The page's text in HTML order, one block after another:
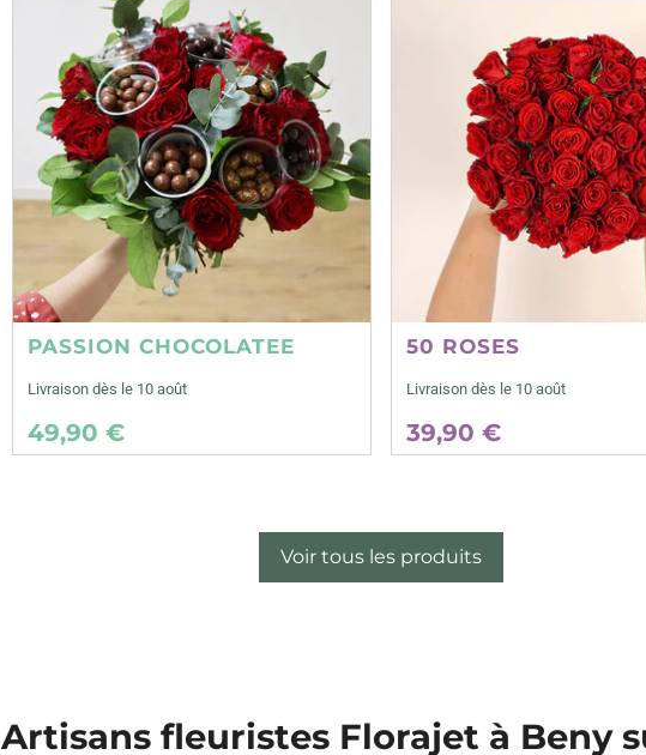
PASSION CHOCOLATEE
Livraison dès le 10 août
49,90 €
50 ROSES
Livraison dès le 10 août
39,90 €
Voir tous les produits
Artisans fleuristes Florajet à Beny